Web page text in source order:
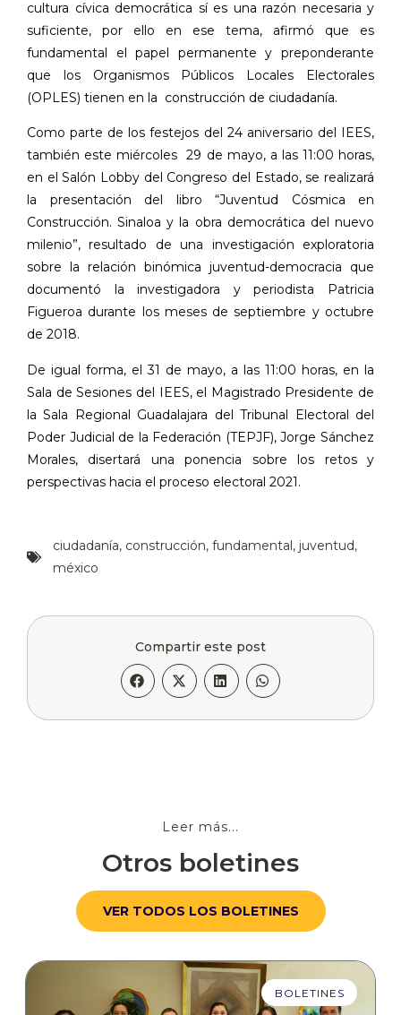
cultura cívica democrática sí es una razón necesaria y
suficiente, por ello en ese tema, afirmó que es
fundamental el papel permanente y preponderante
que los Organismos Públicos Locales Electorales
(OPLES) tienen en la construcción de ciudadanía.
Como parte de los festejos del 24 aniversario del IEES,
también este miércoles 29 de mayo, a las 11:00 horas,
en el Salón Lobby del Congreso del Estado, se realizará
la presentación del libro “Juventud Cósmica en
Construcción. Sinaloa y la obra democrática del nuevo
milenio”, resultado de una investigación exploratoria
sobre la relación binómica juventud-democracia que
documentó la investigadora y periodista Patricia
Figueroa durante los meses de septiembre y octubre
de 2018.
De igual forma, el 31 de mayo, a las 11:00 horas, en la
Sala de Sesiones del IEES, el Magistrado Presidente de
la Sala Regional Guadalajara del Tribunal Electoral del
Poder Judicial de la Federación (TEPJF), Jorge Sánchez
Morales, disertará una ponencia sobre los retos y
perspectivas hacia el proceso electoral 2021.
ciudadanía, construcción, fundamental, juventud,
méxico
Compartir este post
Leer más...
Otros boletines
VER TODOS LOS BOLETINES
BOLETINES